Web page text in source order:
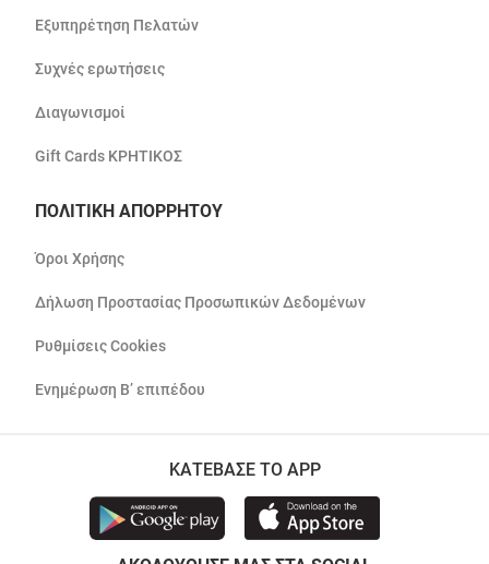
Εξυπηρέτηση Πελατών
Συχνές ερωτήσεις
Διαγωνισμοί
Gift Cards ΚΡΗΤΙΚΟΣ
ΠΟΛΙΤΙΚΗ ΑΠΟΡΡΗΤΟΥ
Όροι Χρήσης
Δήλωση Προστασίας Προσωπικών Δεδομένων
Ρυθμίσεις Cookies
Ενημέρωση Β’ επιπέδου
ΚΑΤΕΒΑΣΕ ΤΟ APP